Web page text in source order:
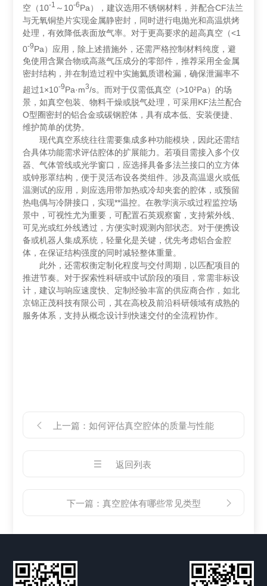
空（10-1 ～10-6Pa），建议选用不锈钢材料，并配合CF法兰
与无氧铜垫片实现金属静密封，同时进行电抛光和高温烘烤
处理，有效降低表面放气率。对于更高要求的超高真空（<1
0-9Pa）应用，除上述措施外，还需严格控制材料纯度，避
免使用含聚合物或高蒸气压成分的零部件，推荐采用全金属
密封结构，并在制造过程中实施氦质谱检漏，确保泄漏率不
超过1×10-9Pa·m3/s。而对于仅需低真空（>10²Pa）的场
景，如真空包装、物料干燥或脱气处理，可采用KF法兰配合
O型圈密封的铝合金或碳钢腔体，具有成本低、安装便捷、
维护简单的优势。
现代真空系统往往需要集成多种功能模块，因此还需结
合具体功能需求评估腔体的扩展能力。若项目需接入多个仪
器、气体管线或光学窗口，应选择具备多法兰接口的立方体
或钟形罩结构，便于灵活布设各类组件。涉及高温退火或低
温测试的应用，则应选用带加热或冷却夹套的腔体，或预留
热电偶与冷阱接口，实现**温控。在教学演示或过程监控场
景中，可视性尤为重要，可配置石英观察窗，支持紫外线、
可见光或红外线透过，方便实时观测内部状态。对于便携设
备或机器人集成系统，轻量化是关键，优先考虑铝合金腔
体，在保证结构强度的同时减轻整体重量。
此外，还需权衡定制化程度与交付周期，以匹配项目的
推进节奏。对于探索性科研或中试阶段的项目，常需非标设
计，建议与响应速度快、定制经验丰富的供应商合作，如北
京锦正茂科技有限公司，其在高校及前沿科研领域有成熟的
服务体系，支持从概念设计到快速交付的全流程协作。
上一篇： 如何评估真空腔体的质量与性能
返回列表
下一篇： 真空腔体有哪些常见类型